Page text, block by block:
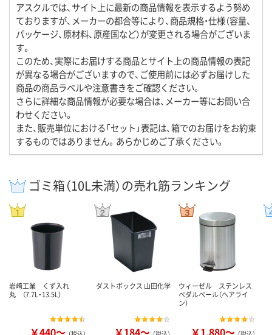
アスクルでは、サイト上に最新の商品情報を表示するよう努め
ておりますが、メーカーの都合等により、商品規格・仕様（容量、
パッケージ、原材料、原産国など）が変更される場合がございま
す。
このため、実際にお届けする商品とサイト上の商品情報の表記
が異なる場合がございますので、ご使用前には必ずお届けした
商品の商品ラベルや注意書きをご確認ください。
さらに詳細な商品情報が必要な場合は、メーカー等にお問い合
わせください。
また、販売単位における「セット」表記は、箱でのお届けをお約束
するものではありません。あらかじめご了承ください。
ゴミ箱（10L未満）の売れ筋ランキング
岩崎工業 くず入れ
丸 （7.7L・13.5L）
￥440～
ダストボックス 山田化学
￥184～
ウィーゼル ステンレス
ペダルペール（ヘアライ
ン）
￥1,880～